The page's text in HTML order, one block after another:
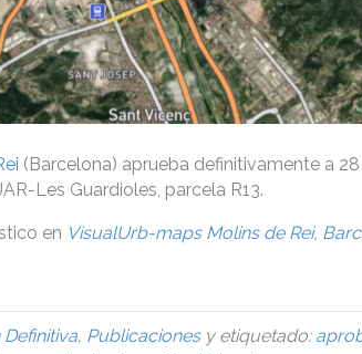
(Barcelona) aprueba definitivamente a
Les Guardioles, parcela R13.
en VisualUrb-maps Molins de Rei,
, Publicacionesy etiquetado: